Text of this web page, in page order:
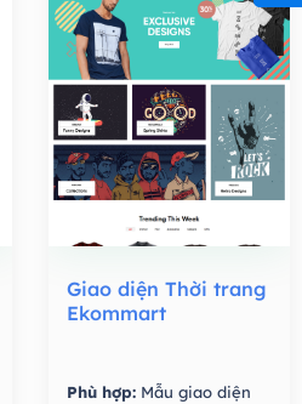
Giao diện Thời trang
Ekommart
Phù hợp: Mẫu giao diện